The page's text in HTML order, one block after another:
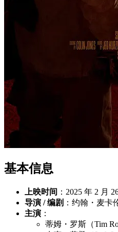
基本信息
上映时间 ：2025 年 2 月
导演 / 编剧 ：约翰・麦卡
主演 ：
蒂姆・罗斯（Tim